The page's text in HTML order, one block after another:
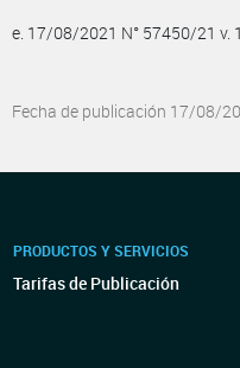
e. 17/08/2021 N° 57450/21 v.
Fecha de publicación 17/08/
PRODUCTOS Y SERVICIOS
Tarifas de Publicación